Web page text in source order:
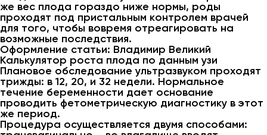
же вес плода гораздо ниже нормы, роды
проходят под пристальным контролем врачей
для того, чтобы вовремя отреагировать на
возможные последствия.
Оформление статьи: Владимир Великий
Калькулятор роста плода по данным узи
Плановое обследование ультразвуком проходят
трижды: в 12, 20, и 32 недели. Нормальное
течение беременности дает основание
проводить фетометрическую диагностику в этот
же период.
Процедура осуществляется двумя способами: